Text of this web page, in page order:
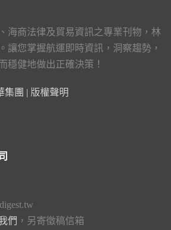
海商法律及貿易資訊之專業刊物，林
讓您掌握航運即時資訊，洞察趨勢，
穩健地做出正確決策！
集團 | 版權聲明
們 ，另寄徵稿信箱